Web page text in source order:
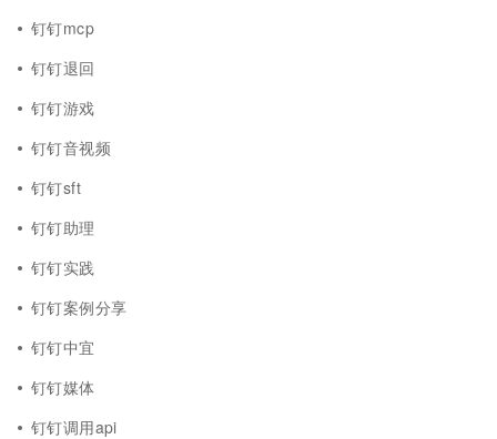
钉钉mcp
钉钉退回
钉钉游戏
钉钉音视频
钉钉sft
钉钉助理
钉钉实践
钉钉案例分享
钉钉中宜
钉钉媒体
钉钉调用api